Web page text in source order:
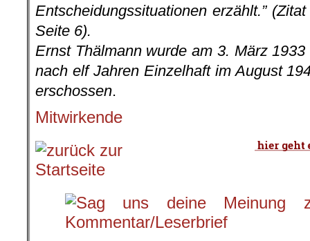
Entscheidungssituationen erzählt.”
Seite 6).
Ernst Thälmann wurde am 3. März
nach elf Jahren Einzelhaft im August
erschossen.
Mitwirkende